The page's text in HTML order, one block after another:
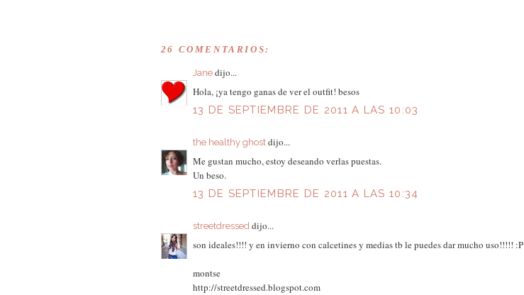
26 COMENTARIOS:
Janedijo...
Hola, ¡ya tengo ganas de ver el outfit! besos
13 DE SEPTIEMBRE DE 2011 A LAS 10:03
the healthy ghostdijo...
Me gustan mucho, estoy deseando verlas puestas.
Un beso.
13 DE SEPTIEMBRE DE 2011 A LAS 10:34
streetdresseddijo...
son ideales!!!! y en invierno con calcetines y medias tb le puedes dar mucho uso!!!!! :P
montse
http://streetdressed.blogspot.com